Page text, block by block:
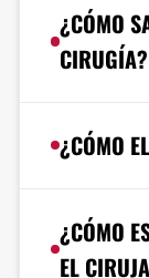
¿CÓMO
CIRUGÍA?
¿CÓMO
¿CÓMO
EL